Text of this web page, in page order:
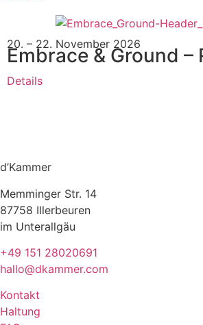
20. – 22. November 2026
Embrace & Ground –
Details
d’Kammer
Memminger Str. 14
87758 Illerbeuren
im Unterallgäu
+49 151 28020691
hallo@dkammer.com
Kontakt
Haltung